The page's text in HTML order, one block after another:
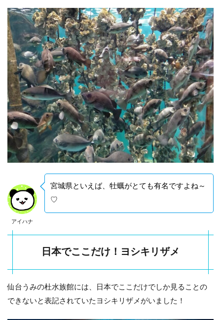
アイハナ
宮城県といえば、牡蠣がとても有名ですよね～
♡
日本でここだけ！ヨシキリザメ
仙台うみの杜水族館には、日本でここだけでしか見ることの
できないと表記されていたヨシキリザメがいました！